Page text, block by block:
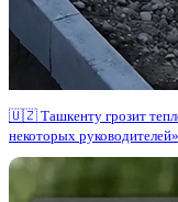
🇺🇿 Ташкенту грозит
некоторых руководителей»